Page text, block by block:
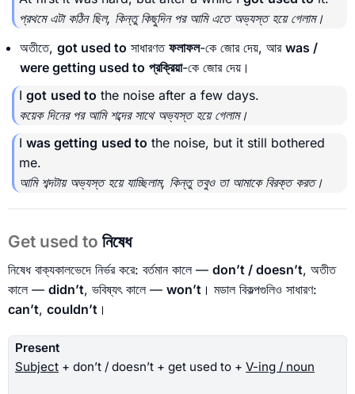
প্রথমে এটা কঠিন ছিল, কিন্তু কিছুদিন পর আমি এতে অভ্যস্ত হয়ে গেলাম।
অতীতে, got used to সাধারণত ফলাফল-কে জোর দেয়, আর was /
were getting used to প্রক্রিয়া-কে জোর দেয়।
I got used to the noise after a few days.
কয়েক দিনের পর আমি শব্দের সাথে অভ্যস্ত হয়ে গেলাম।
I was getting used to the noise, but it still bothered
me.
আমি শব্দটায় অভ্যস্ত হয়ে যাচ্ছিলাম, কিন্তু তবুও তা আমাকে বিরক্ত করত।
Get used to নিষেধ
নিষেধ বাক্যকালভেদে নির্ভর করে: বর্তমান কালে — don’t / doesn’t, অতীত
কালে — didn’t, ভবিষ্যৎ কালে — won’t । মডাল বিকল্পগুলিও সাধারণ:
can’t, couldn’t ।
Present
Subject + don’t / doesn’t + get used to + V-ing / noun